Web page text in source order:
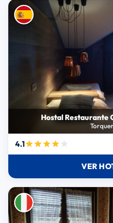
Hostal Restaurante
4.1
VER